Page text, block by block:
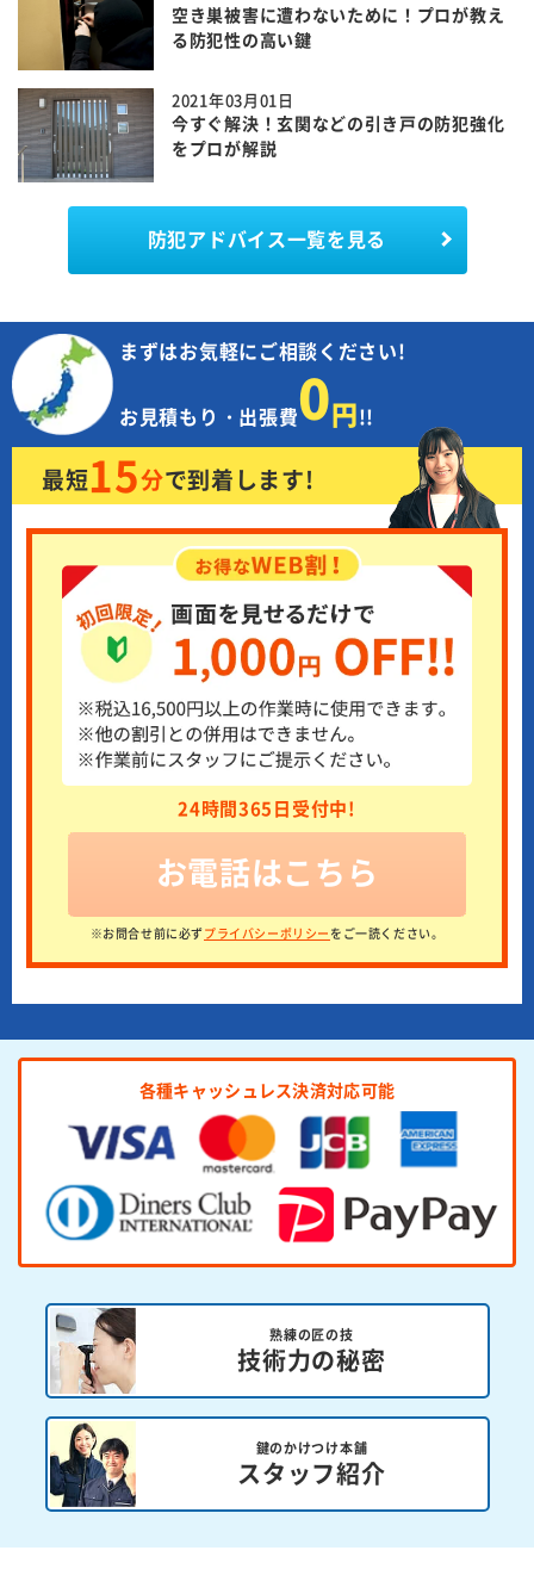
空き巣被害に遭わないために！プロが教え
る防犯性の高い鍵
2021年03月01日
今すぐ解決！玄関などの引き戸の防犯強化
をプロが解説
防犯アドバイス一覧を見る
まずはお気軽にご相談ください!
お見積もり・出張費0円!!
最短15分で到着します!
24時間365日受付中!
お電話はこちら
※お問合せ前に必ずプライバシーポリシー をご一読ください。
各種キャッシュレス決済対応可能
熟練の匠の技
技術力の秘密
鍵のかけつけ本舗
スタッフ紹介